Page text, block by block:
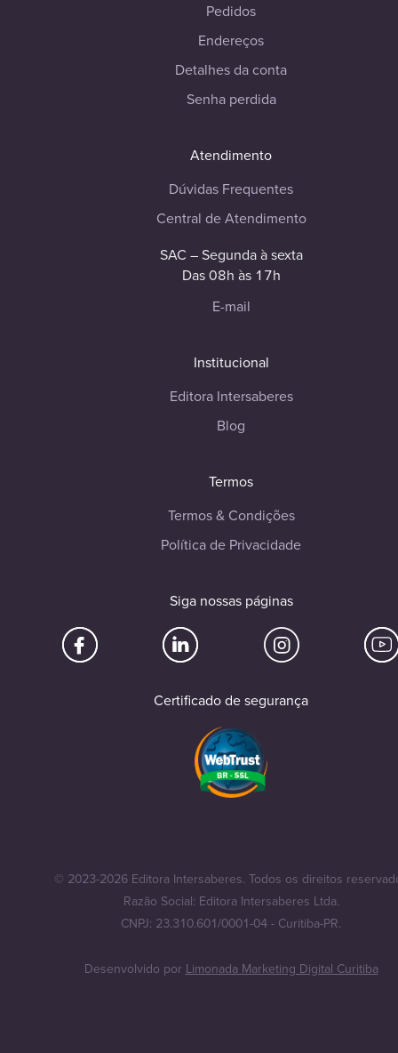
Pedidos
Endereços
Detalhes da conta
Senha perdida
Atendimento
Dúvidas Frequentes
Central de Atendimento
SAC – Segunda à sexta
Das 08h às 17h
E-mail
Institucional
Editora Intersaberes
Blog
Termos
Termos & Condições
Política de Privacidade
Siga nossas páginas
Certificado de segurança
© 2023-2026 Editora Intersaberes. Todos os direitos
Razão Social: Editora Intersaberes Ltda.
CNPJ: 23.310.601/0001-04 - Curitiba-PR.
Desenvolvido porLimonada Marketing Digital Curitiba